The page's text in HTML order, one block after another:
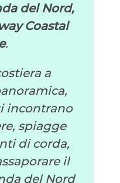
del Nord,
Coastal
.
a
incontrano
spiagge
di corda,
il
del Nord